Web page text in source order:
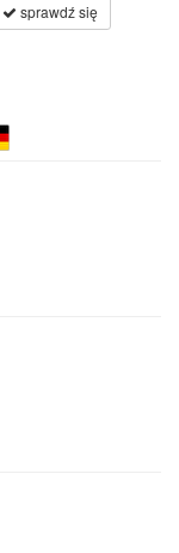
sprawdź się